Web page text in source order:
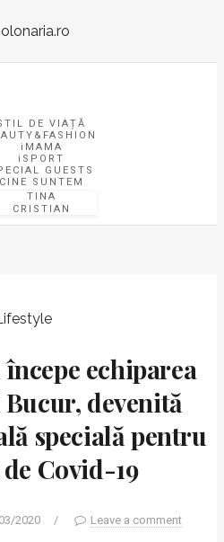
DE VIAȚĂ
iMAMA
iSPORT
GUESTS
CINE SUNTEM
TINA
CRISTIAN
echiparea
devenită
specială pentru
Covid-19
2020 / Leave a comment